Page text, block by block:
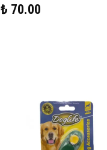
₺ 70.00